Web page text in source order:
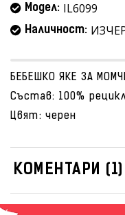
Модел: IL6099
Наличност:
БЕБЕШКО ЯКЕ ЗА МОМЧЕ
Състав: 100%
Цвят: черен
КОМЕНТАРИ (1)